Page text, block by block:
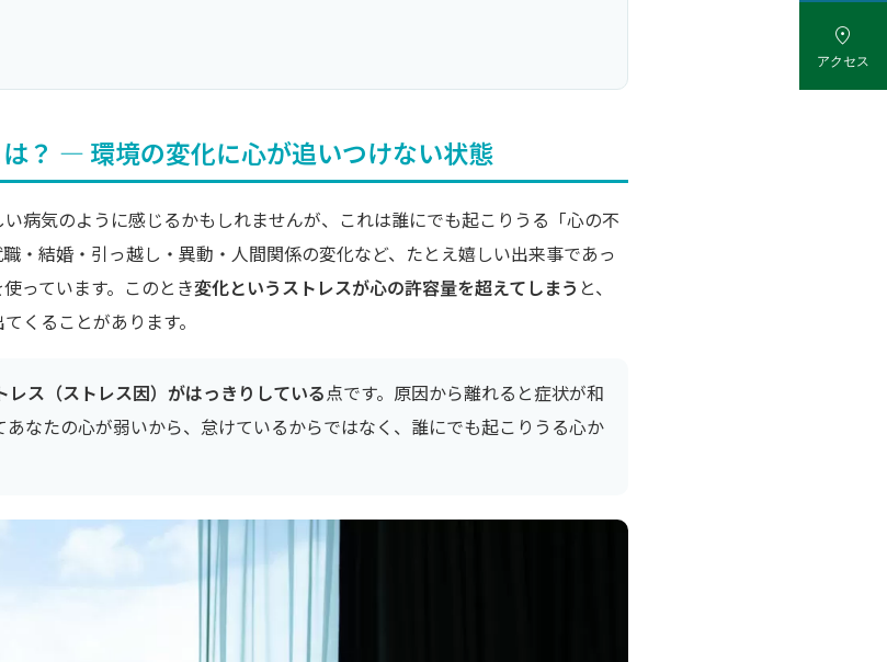

アクセス
？ ― 環境の変化に心が追いつけない状態
病気のように感じるかもしれませんが、これは誰にでも起こりうる「心の不
・結婚・引っ越し・異動・人間関係の変化など、たとえ嬉しい出来事であっ
っています。このとき変化というストレスが心の許容量を超えてしまう と、
くることがあります。
レス（ストレス因）がはっきりしている点です。原因から離れると症状が和
なたの心が弱いから、怠けているからではなく、誰にでも起こりうる心か